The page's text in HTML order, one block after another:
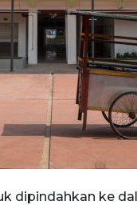
dipindahkan ke